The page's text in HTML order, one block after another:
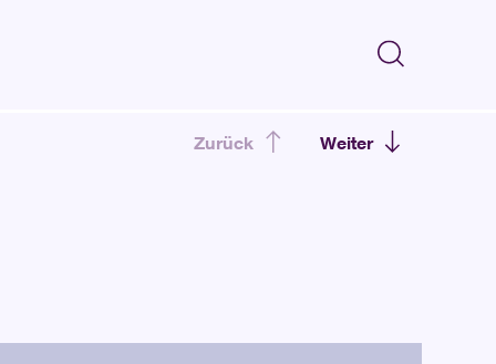
Zurück Weiter
zu erkennen und den Energieverbrauch